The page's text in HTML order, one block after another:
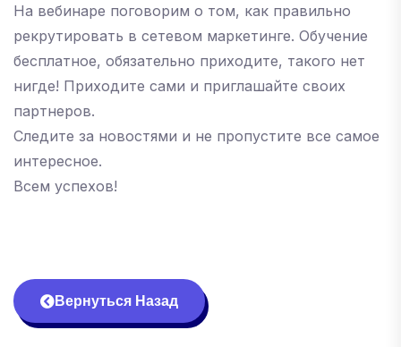
На вебинаре поговорим о том, как правильно
рекрутировать в сетевом маркетинге. Обучение
бесплатное, обязательно приходите, такого нет
нигде! Приходите сами и приглашайте своих
партнеров.
Следите за новостями и не пропустите все самое
интересное.
Всем успехов!
Вернуться Назад